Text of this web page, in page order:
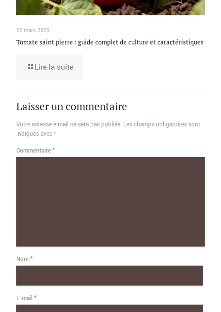
22 mars 2026
Tomate saint pierre : guide complet de culture et caractéristiques
Lire la suite
Laisser un commentaire
Votre adresse e-mail ne sera pas publiée. Les champs obligatoires sont
indiqués avec*
Commentaire*
Nom*
E-mail *